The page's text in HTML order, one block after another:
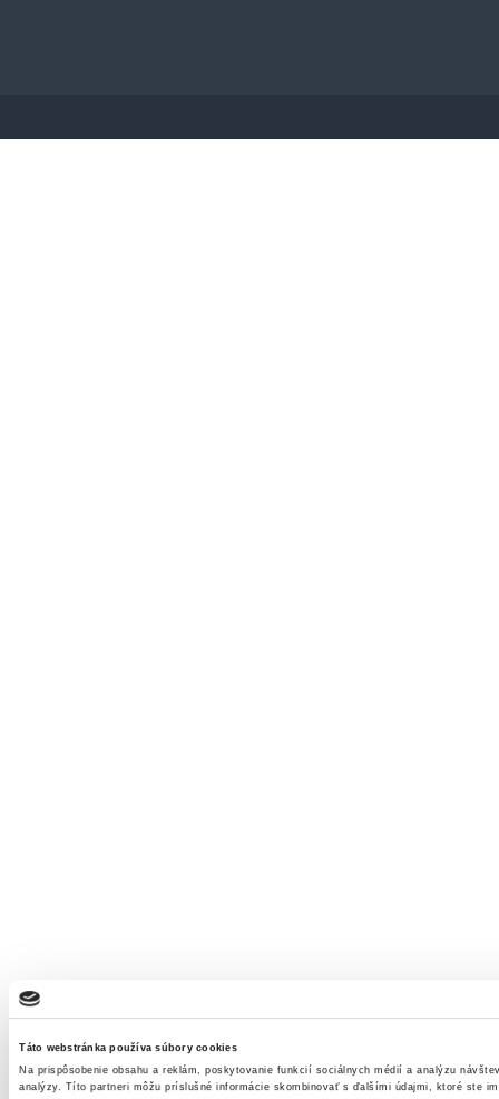
Táto webstránka používa súbory cookies
Na prispôsobenie obsahu a reklám, poskytovanie funkcií sociálnych médií a analýzu
analýzy. Títo partneri môžu príslušné informácie skombinovať s ďalšími údajmi, ktoré ste